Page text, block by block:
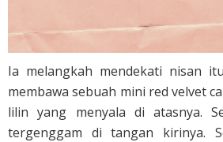
Ia melangkah mendekati nisan
membawa sebuah mini red velvet
lilin yang menyala di atasnya.
tergenggam di tangan kirinya.